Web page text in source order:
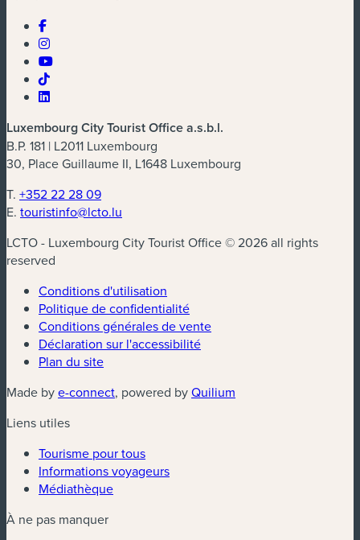
Luxembourg City Tourist Office a.s.b.l.
B.P. 181 | L2011 Luxembourg
30, Place Guillaume II, L1648 Luxembourg
T. +352 22 28 09
E. touristinfo@lcto.lu
LCTO - Luxembourg City Tourist Office © 2026 all rights
reserved
Conditions d'utilisation
Politique de confidentialité
Conditions générales de vente
Déclaration sur l'accessibilité
Plan du site
Made bye-connect(nouvelle fenêtre)
, powered byQuilium
Liens utiles
Tourisme pour tous
Informations voyageurs
Médiathèque
À ne pas manquer